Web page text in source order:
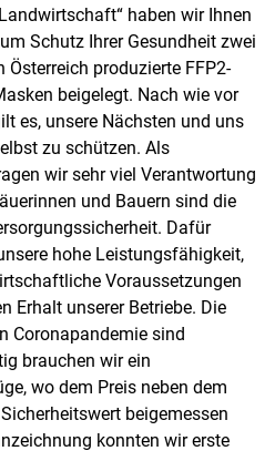
haben wir Ihnen
Schutz Ihrer Gesundheit zwei
Österreich produzierte FFP2-
beigelegt. Nach wie vor
es, unsere Nächsten und uns
zu schützen. Als
wir sehr viel Verantwortung
und Bauern sind die
Dafür
hohe Leistungsfähigkeit,
Voraussetzungen
Erhalt unserer Betriebe. Die
Coronapandemie sind
brauchen wir ein
wo dem Preis neben dem
beigemessen
konnten wir erste